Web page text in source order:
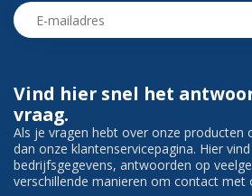
Vind hier snel het
vraag.
Als je vragen hebt over onze producten
dan onze klantenservicepagina. Hier
bedrijfsgegevens, antwoorden op
verschillende manieren om contact met